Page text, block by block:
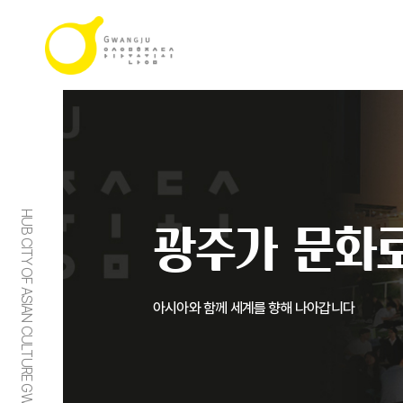
HUB CITY OF ASIAN CULTURE GWANGJU 광주가 문화
아시아와 함께 세계를 향해 나아갑니다